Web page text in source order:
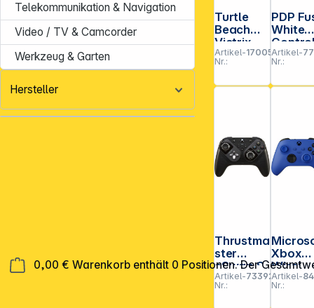
0,00 € Warenkorb enthält 0 Positionen. Der
Telekommunikation & Navigation
Video / TV & Camcorder
Werkzeug & Garten
Hersteller
Turtle
Beach
Victrix
Pro KO
Fight
Stick PS
Artikel-
Nr.:
170055
PDP
White
r Xbox
Series
Artikel-
Nr.:
Thrustma
ster
eSwap S
Pro
Controlle
r
Artikel-
Nr.:
733924
Xbox
Wirel.
r Xbox
Artikel-
Nr.: